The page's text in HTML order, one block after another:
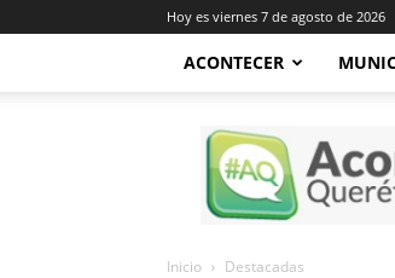
Hoy es viernes 7 de agosto de 2026
ACONTECER
Acontecer
Querétaro
Inicio Destacadas